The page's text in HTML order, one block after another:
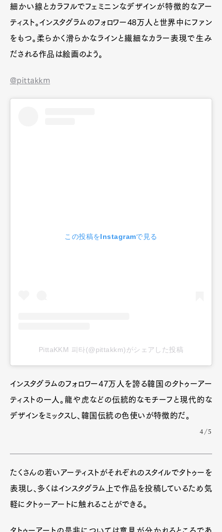
細かい線とカラフルでフェミニンなデザインが特徴的なアー
ティスト。インスタグラムのフォロワー48万人と世界中にファン
をもつ。柔らかく滑らかなラインと繊細なカラー表現で生み
だされる作品は絵画のよう。
@pittakkm
この投稿をInstagramで見る
PittaKKM 피타(@pittakkm)がシェアした投稿
インスタグラムのフォロワー47万人を誇る韓国のタトゥーアー
ティストの一人。龍や虎などの伝統的なモチーフと現代的な
デザインをミックスし、韓国伝統の色使いが特徴的だ。
4/5
たくさんの若いアーティストがそれぞれのスタイルでタトゥーを
表現し、多くはインスタグラム上で作品を投稿しているため気
軽にタトゥーアートに触れることができる。
タトゥーアートの是非については意見が分かれるところであ